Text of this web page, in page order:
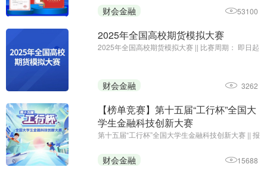
至2025年12月31日
财会金融 53100
2025年全国高校期货模拟大赛
2025年全国高校期货模拟大赛 || 比赛周期： 即日起
财会金融 3262
【榜单竞赛】第十五届“工行杯”全国大
学生金融科技创新大赛
第十五届“工行杯”全国大学生金融科技创新大赛 || 报
国工商银行
财会金融 15688